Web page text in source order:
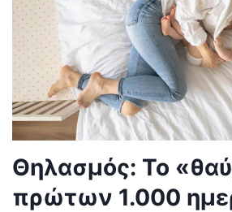
Θηλασμός: Το
πρώτων 1.000